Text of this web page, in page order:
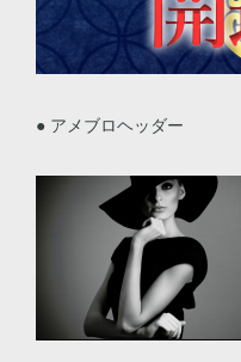
● アメブロヘッダー